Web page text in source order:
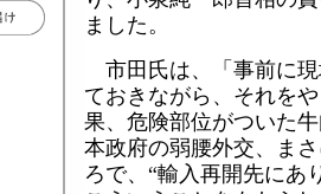
ました。
市田氏は、「事前に
ておきながら、それを
果、危険部位がついた
本政府の弱腰外交、ま
ろで、“輸入再開先にあ